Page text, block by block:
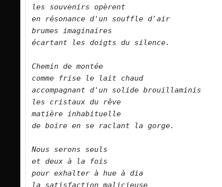
les souvenirs opèrent
en résonance d'un souffle d'air
brumes imaginaires
écartant les doigts du silence.
Chemin de montée
comme frise le lait chaud
accompagnant d'un solide brouillaminis
les cristaux du rêve
matière inhabituelle
de boire en se raclant la gorge.
Nous serons seuls
et deux à la fois
pour exhalter à hue à dia
la satisfaction malicieuse